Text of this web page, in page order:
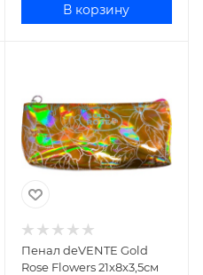
В корзину
Пенал deVENTE Gold
Rose Flowers 21x8x3,5см